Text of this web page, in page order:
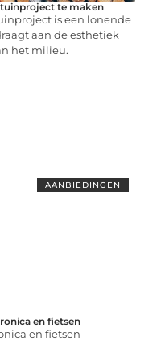
te maken
is een lonende
aan de esthetiek
het milieu.
AANBIEDINGEN
en fietsen
en fietsen